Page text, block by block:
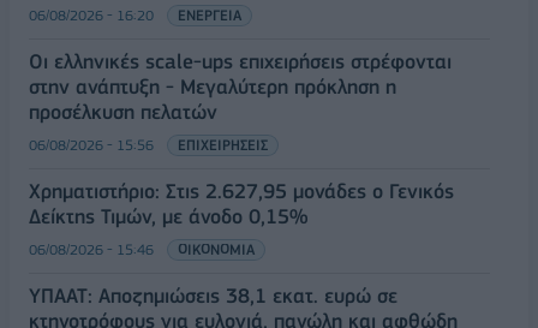
06/08/2026 - 16:20 ΕΝΕΡΓΕΙΑ
Οι ελληνικές scale-ups επιχειρήσεις στρέφονται
στην ανάπτυξη - Μεγαλύτερη πρόκληση η
προσέλκυση πελατών
06/08/2026 - 15:56 ΕΠΙΧΕΙΡΗΣΕΙΣ
Χρηματιστήριο: Στις 2.627,95 μονάδες ο Γενικός
Δείκτης Τιμών, με άνοδο 0,15%
06/08/2026 - 15:46 ΟΙΚΟΝΟΜΙΑ
ΥΠΑΑΤ: Αποζημιώσεις 38,1 εκατ. ευρώ σε
κτηνοτρόφους για ευλογιά, πανώλη και αφθώδη